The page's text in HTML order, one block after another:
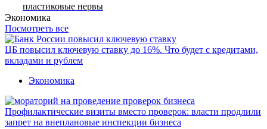
пластиковые нервы
Экономика
Посмотреть все
ЦБ повысил ключевую ставку до 16%. Что будет с кредитами,
вкладами и рублем
Экономика
Профилактические визиты вместо проверок: власти продлили
запрет на внеплановые инспекции бизнеса